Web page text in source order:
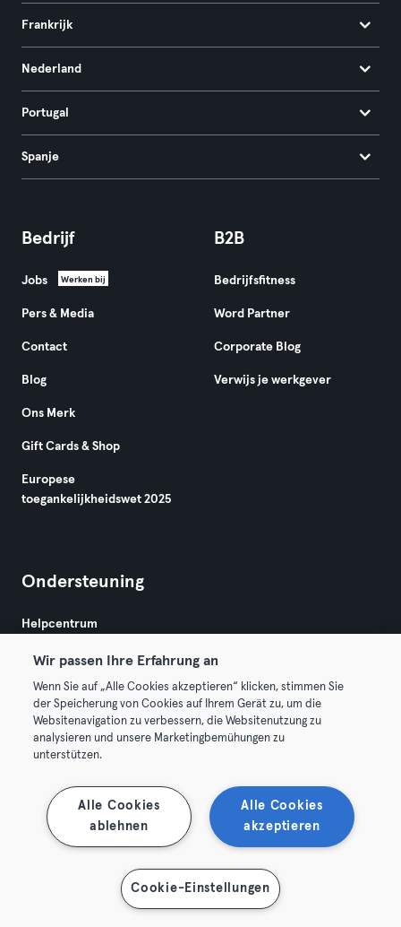
Frankrijk
Nederland
Portugal
Spanje
Bedrijf
Jobs Werken bij
Pers & Media
Contact
Blog
Ons Merk
Gift Cards & Shop
Europese
toegankelijkheidswet 2025
B2B
Bedrijfsfitness
Word Partner
Corporate Blog
Verwijs je werkgever
Ondersteuning
Helpcentrum
Algemene Voorwaarden
Membership opzeggen Trek hier je contract terug
Wir passen Ihre Erfahrung an
Wenn Sie auf „Alle Cookies akzeptieren“ klicken, stimmen Sie
der Speicherung von Cookies auf Ihrem Gerät zu, um die
Websitenavigation zu verbessern, die Websitenutzung zu
analysieren und unsere Marketingbemühungen zu
unterstützen.
Alle Cookies
akzeptieren
Alle Cookies
ablehnen
Cookie-Einstellungen